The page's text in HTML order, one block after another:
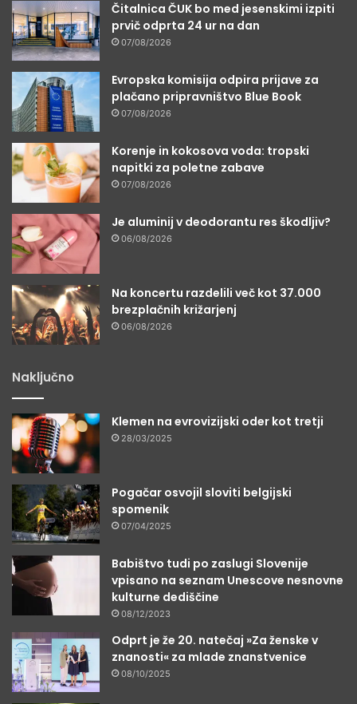
Čitalnica ČUK bo med jesenskimi izpiti
prvič odprta 24 ur na dan
07/08/2026
Evropska komisija odpira prijave za
plačano pripravništvo Blue Book
07/08/2026
Korenje in kokosova voda: tropski
napitki za poletne zabave
07/08/2026
Je aluminij v deodorantu res škodljiv?
06/08/2026
Na koncertu razdelili več kot 37.000
brezplačnih križarjenj
06/08/2026
Naključno
Klemen na evrovizijski oder kot tretji
28/03/2025
Pogačar osvojil sloviti belgijski
spomenik
07/04/2025
Babištvo tudi po zaslugi Slovenije
vpisano na seznam Unescove nesnovne
kulturne dediščine
08/12/2023
Odprt je že 20. natečaj »Za ženske v
znanosti« za mlade znanstvenice
08/10/2025